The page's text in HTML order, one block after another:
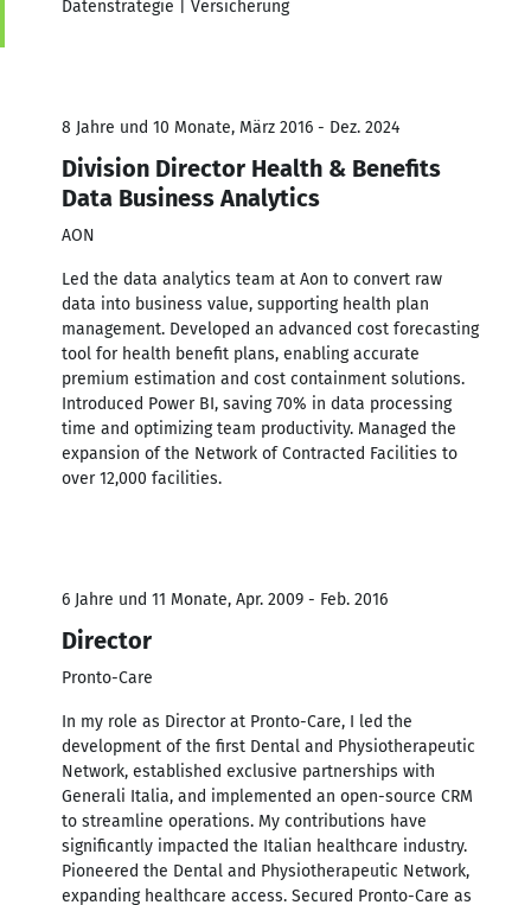
Datenstrategie | Versicherung
8 Jahre und 10 Monate, März 2016 - Dez. 2024
Division Director Health & Benefits
Data Business Analytics
AON
Led the data analytics team at Aon to convert raw
data into business value, supporting health plan
management. Developed an advanced cost forecasting
tool for health benefit plans, enabling accurate
premium estimation and cost containment solutions.
Introduced Power BI, saving 70% in data processing
time and optimizing team productivity. Managed the
expansion of the Network of Contracted Facilities to
over 12,000 facilities.
6 Jahre und 11 Monate, Apr. 2009 - Feb. 2016
Director
Pronto-Care
In my role as Director at Pronto-Care, I led the
development of the first Dental and Physiotherapeutic
Network, established exclusive partnerships with
Generali Italia, and implemented an open-source CRM
to streamline operations. My contributions have
significantly impacted the Italian healthcare industry.
Pioneered the Dental and Physiotherapeutic Network,
expanding healthcare access. Secured Pronto-Care as